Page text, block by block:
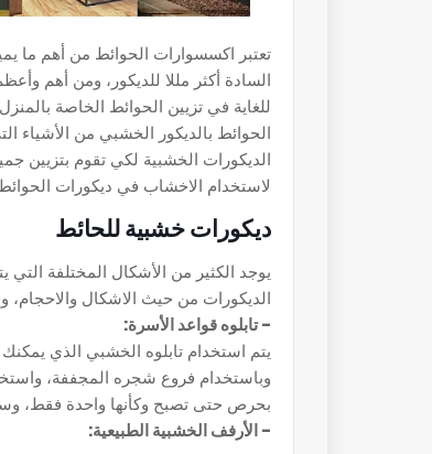
تعتبر اكسسوارات الحوائط من أهم ما
السادة أكثر مللا للديكور، ومن أهم
للغاية في تزيين الحوائط الخاصة
الحوائط بالديكور الخشبي من الأشياء
الديكورات الخشبية لكي تقوم بتزيين
لاستخدام الاخشاب في ديكورات
ديكورات خشبية للحائط
يوجد الكثير من الأشكال المختلفة
الديكورات من حيث الاشكال
- تابلوه قواعد الأسرة:
يتم استخدام تابلوه الخشبي الذي
وباستخدام فروع شجره المجففة،
بحرص حتى تصبح وكأنها واحدة فقط،
- الأرفف الخشبية الطبيعية: